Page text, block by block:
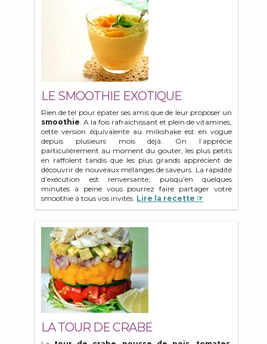
LE SMOOTHIE EXOTIQUE
Rien de tel pour épater ses amis que de leur proposer un
smoothie. A la fois rafraichissant et plein de vitamines,
cette version équivalente au milkshake est en vogue
depuis plusieurs mois déjà. On l’apprécie
particulièrement au moment du gouter, les plus petits
en raffolent tandis que les plus grands apprécient de
découvrir de nouveaux mélanges de saveurs. La rapidité
d’exécution est renversante, puisqu’en quelques
minutes à peine vous pourrez faire partager votre
smoothie à tous vos invités. Lire la recette ☞
LA TOUR DE CRABE